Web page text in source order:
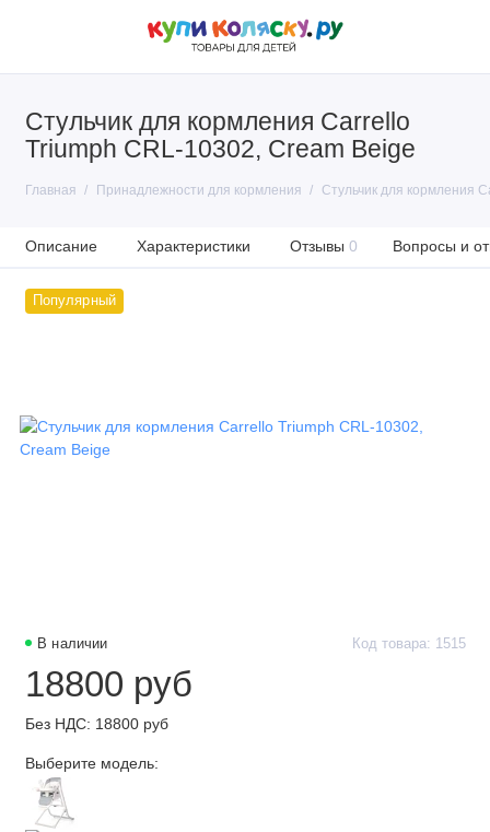
Стульчик для кормления Carrello
Triumph CRL-10302, Cream Beige
Главная Принадлежности для кормления Стульчик для кормления
Описание Характеристики Отзывы 0 Вопросы и
Популярный
В наличии Код товара: 1515
18800 руб
Без НДС: 18800 руб
Выберите модель: